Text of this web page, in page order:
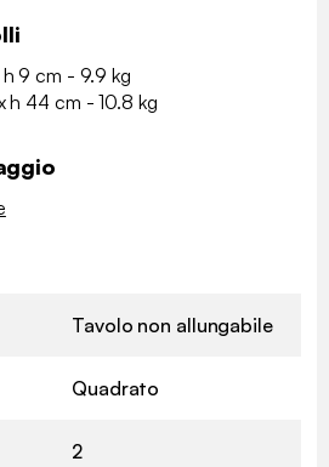
9 cm - 9.9 kg
h 44 cm - 10.8 kg
Tavolo non allungabile
Quadrato
2